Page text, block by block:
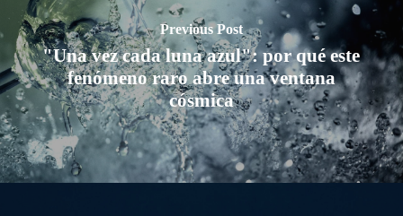
Previous Post
"Una vez cada luna azul": por qué este
fenómeno raro abre una ventana
cósmica